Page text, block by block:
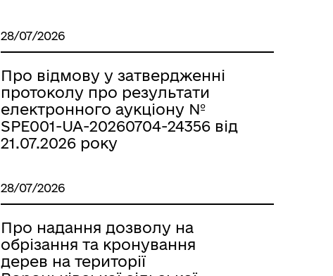
28/07/2026
Про відмову у затвердженні
протоколу про результати
електронного аукціону №
SPE001-UA-20260704-24356 від
21.07.2026 року
28/07/2026
Про надання дозволу на
обрізання та кронування
дерев на території